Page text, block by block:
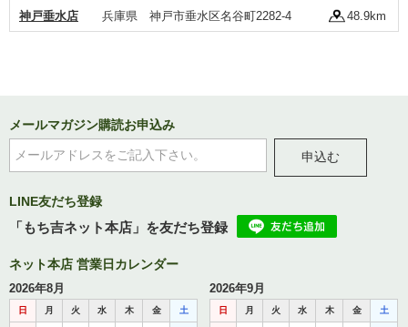
神戸垂水店 兵庫県 神戸市垂水区名谷町2282-4 48.9km
メールマガジン購読お申込み
申込む
LINE友だち登録
「もち吉ネット本店」を友だち登録
ネット本店 営業日カレンダー
2026年8月
日 月 火 水 木 金 土
2026年9月
日 月 火 水 木 金 土